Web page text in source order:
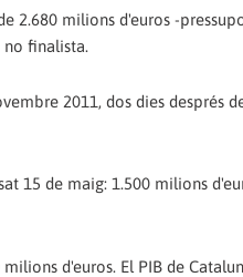
2.680 milions d'euros -
no finalista.
2011, dos dies després
15 de maig: 1.500 milions
d'euros. El PIB de